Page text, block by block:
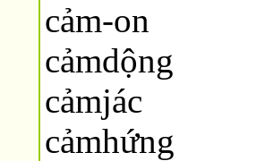
cảm-on
cảmdộng
cảmjác
cảmhứng